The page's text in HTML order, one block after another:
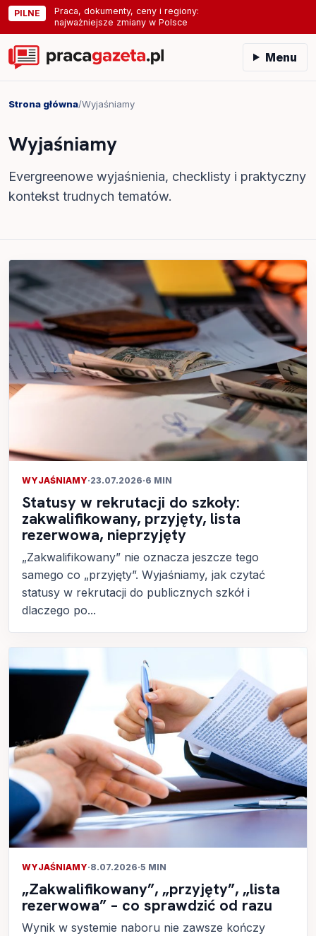
PILNE
Praca, dokumenty, ceny i regiony:
najważniejsze zmiany w Polsce
Menu
Strona główna/Wyjaśniamy
Wyjaśniamy
Evergreenowe wyjaśnienia, checklisty i praktyczny
kontekst trudnych tematów.
WYJAŚNIAMY·23.07.2026·6 MIN
Statusy w rekrutacji do szkoły:
zakwalifikowany, przyjęty, lista
rezerwowa, nieprzyjęty
„Zakwalifikowany” nie oznacza jeszcze tego
samego co „przyjęty”. Wyjaśniamy, jak czytać
statusy w rekrutacji do publicznych szkół i
dlaczego po...
WYJAŚNIAMY·8.07.2026·5 MIN
„Zakwalifikowany”, „przyjęty”, „lista
rezerwowa” – co sprawdzić od razu
Wynik w systemie naboru nie zawsze kończy